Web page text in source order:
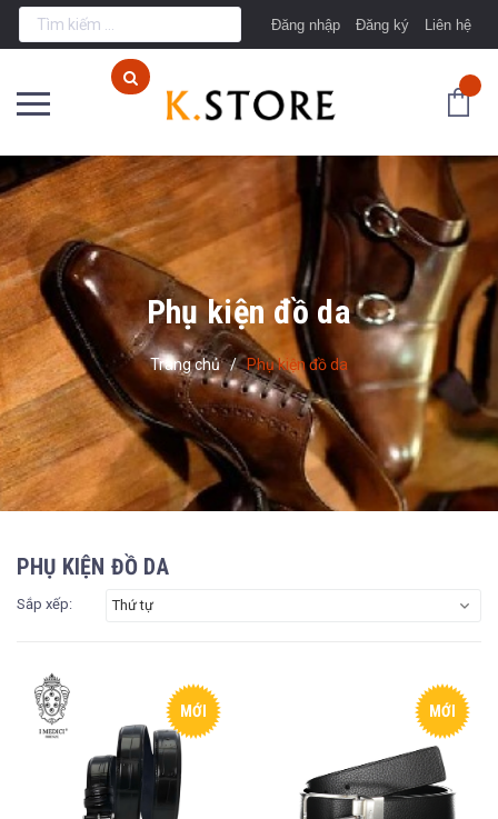
Đăng nhập Đăng ký Liên hệ
Phụ kiện đồ da
Trang chủ / Phụ kiện đồ da
PHỤ KIỆN ĐỒ DA
Sắp xếp: Thứ tự
MỚI MỚI